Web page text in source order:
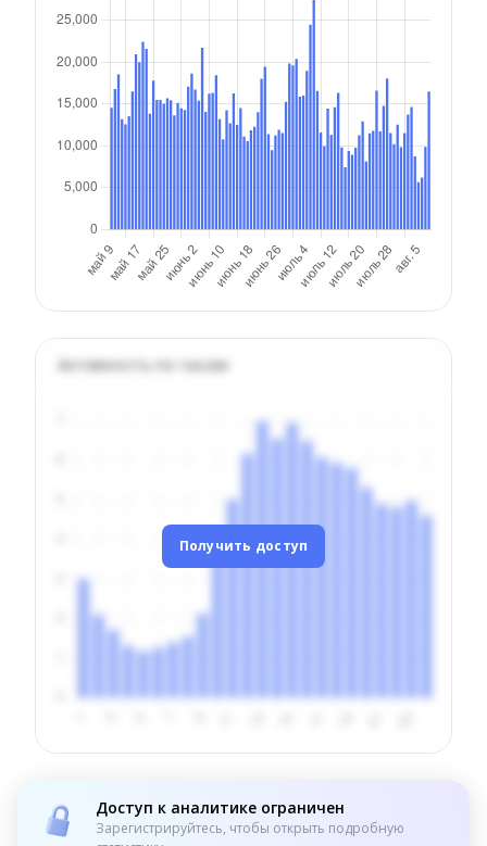
Активность по часам
Получить доступ
Доступ к аналитике ограничен
Зарегистрируйтесь, чтобы открыть подробную